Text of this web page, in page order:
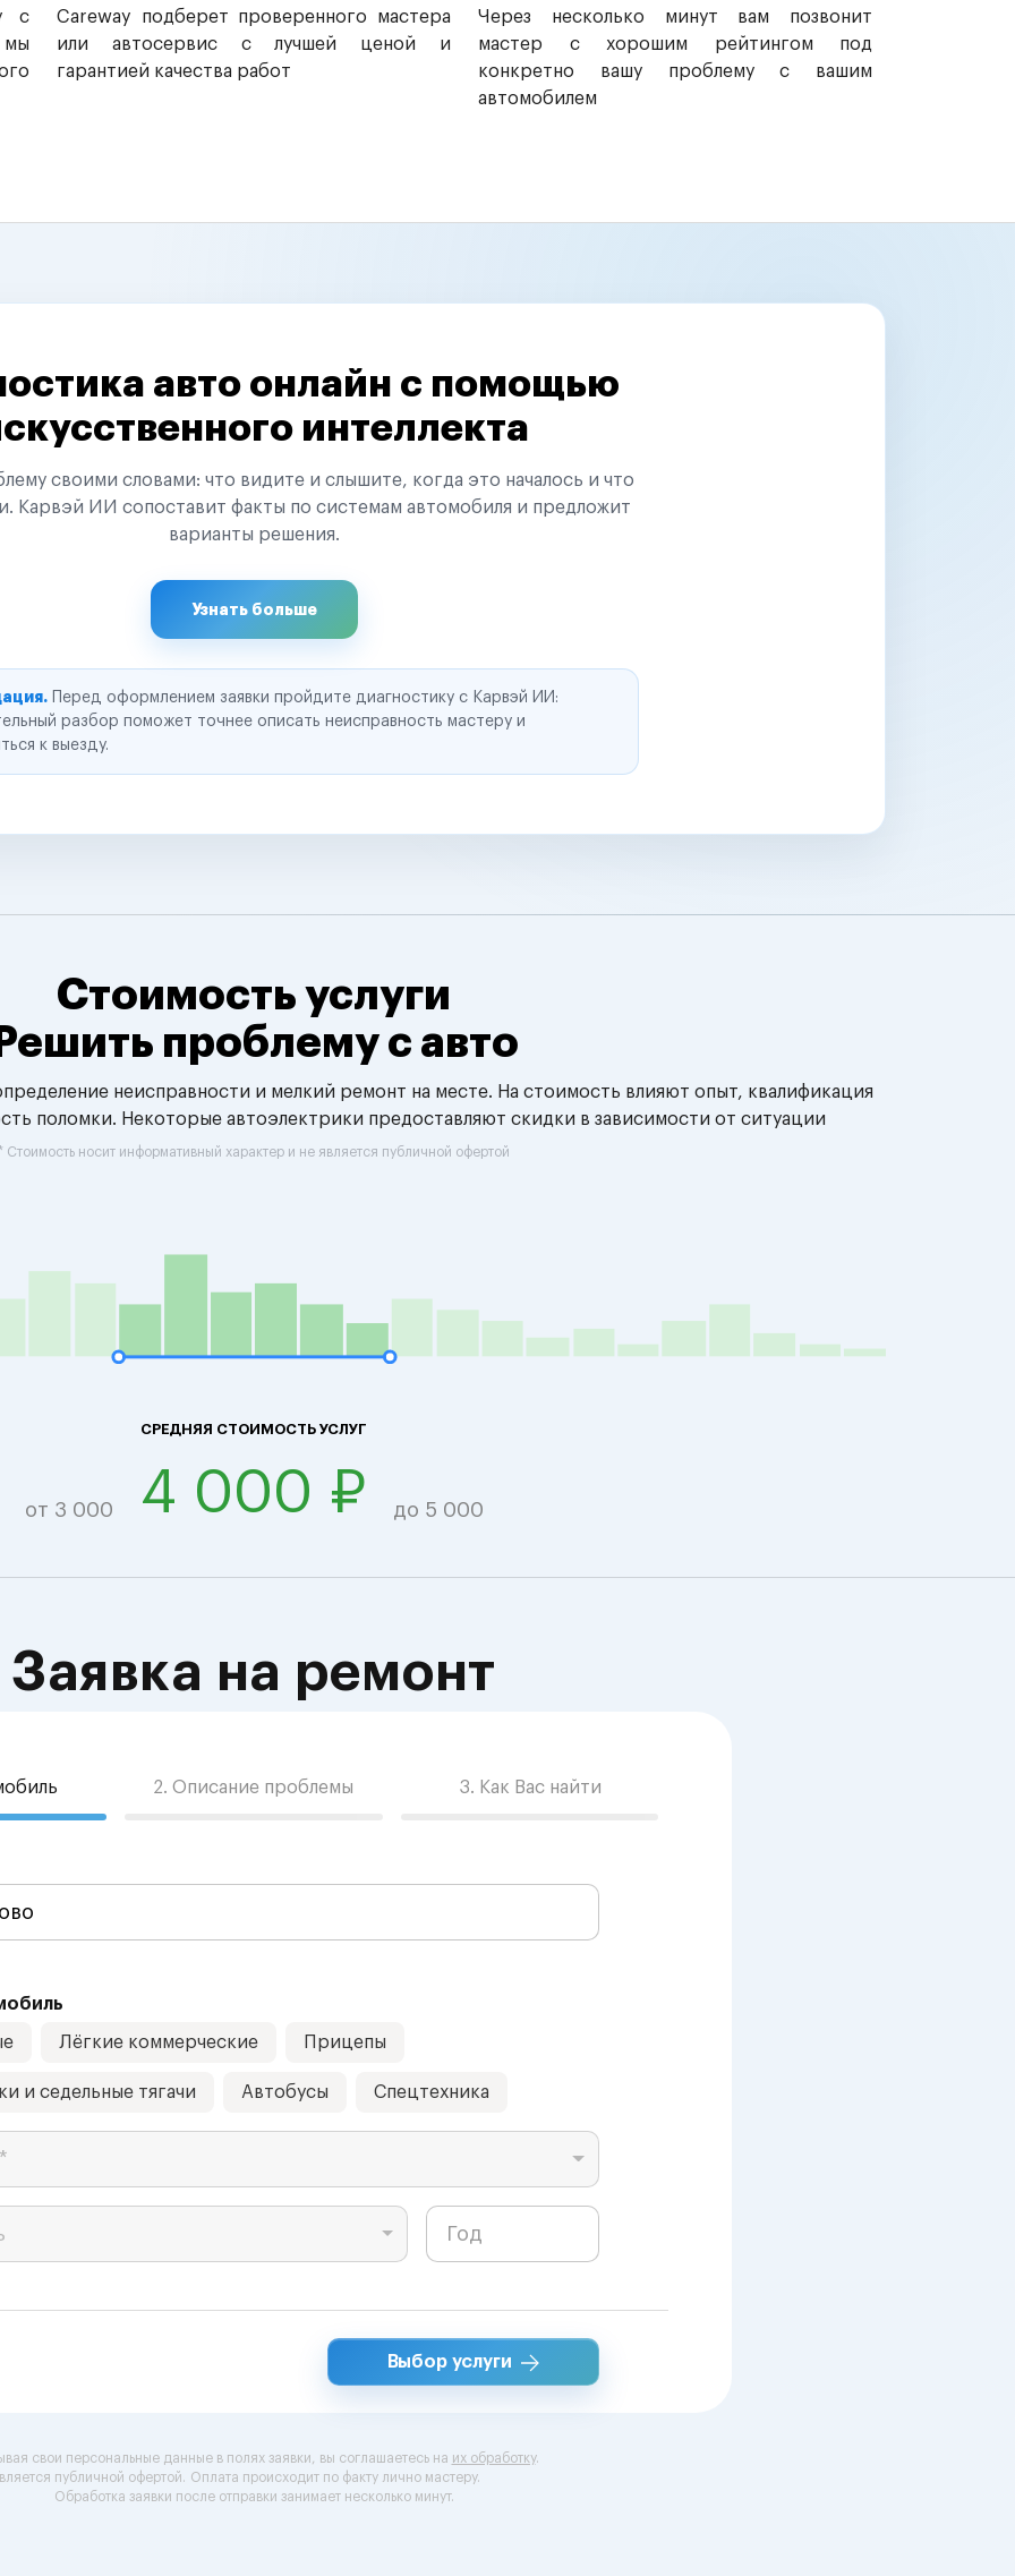
с
мы
Careway подберет проверенного мастера
или автосервис с лучшей ценой и
гарантией качества работ
Через несколько минут вам позвонит
мастер с хорошим рейтингом под
конкретно вашу проблему с вашим
автомобилем
авто онлайн с помощью
интеллекта
своими словами: что видите и слышите, когда это началось и что
Карвэй ИИ сопоставит факты по системам автомобиля и предложит
варианты решения.
Узнать больше
Перед оформлением заявки пройдите диагностику с Карвэй ИИ:
разбор поможет точнее описать неисправность мастеру и
к выезду.
Стоимость услуги
Решить проблему с авто
неисправности и мелкий ремонт на месте. На стоимость влияют опыт, квалификация
поломки. Некоторые автоэлектрики предоставляют скидки в зависимости от ситуации
Стоимость носит информативный характер и не является публичной офертой
СРЕДНЯЯ СТОИМОСТЬ УСЛУГ
от 3 000 4 000 ₽ до 5 000
Заявка на ремонт
2. Описание проблемы 3. Как Вас найти
Лёгкие коммерческие Прицепы
и седельные тягачи Автобусы Спецтехника
Выбор услуги
свои персональные данные в полях заявки, вы соглашаетесь на их обработку.
публичной офертой. Оплата происходит по факту лично мастеру.
Обработка заявки после отправки занимает несколько минут.